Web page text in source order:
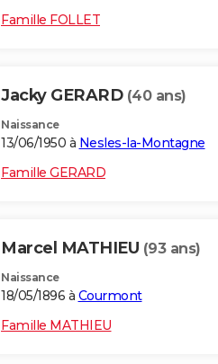
Famille FOLLET
Jacky GERARD (40 ans)
Naissance
13/06/1950 à Nesles-la-Montagne
Famille GERARD
Marcel MATHIEU (93 ans)
Naissance
18/05/1896 à Courmont
Famille MATHIEU